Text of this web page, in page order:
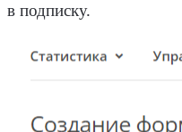
в подписку.